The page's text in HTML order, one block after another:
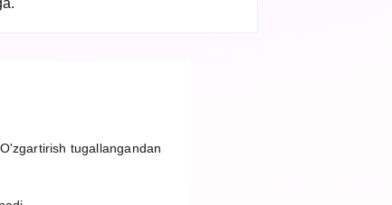
tugallangandan